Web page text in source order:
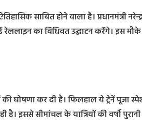
साबित होने वाला है। प्रधानमंत्री
का विधिवत उद्घाटन करेंगे। इस मौके
की घोषणा कर दी है। फिलहाल ये ट्रेनें पूजा
इससे सीमांचल के यात्रियों की वर्षों